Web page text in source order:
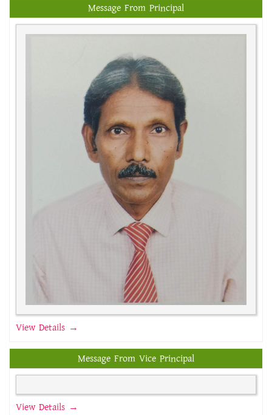
Message From Principal
View Details →
Message From Vice Principal
View Details →